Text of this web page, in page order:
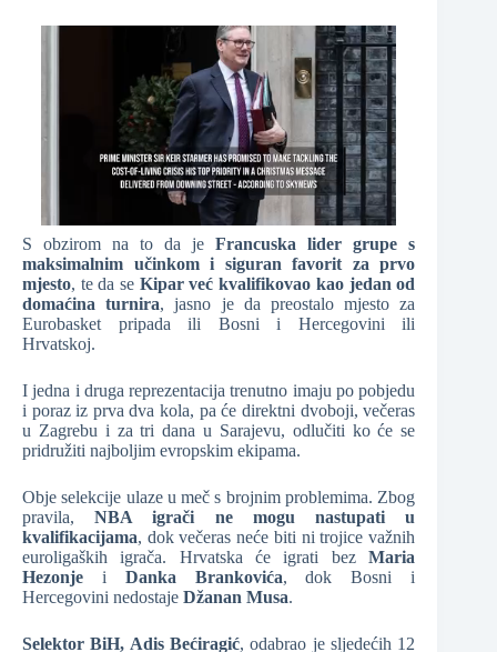
S obzirom na to da jeFrancuska lider grupe s
maksimalnim učinkom i siguran favorit za prvo
mjesto, te da se Kipar već kvalifikovao kao jedan od
domaćina turnira, jasno je da preostalo mjesto za
Eurobasket pripada ili Bosni i Hercegovini ili
Hrvatskoj.
I jedna i druga reprezentacija trenutno imaju po pobjedu
i poraz iz prva dva kola, pa će direktni dvoboji, večeras
u Zagrebu i za tri dana u Sarajevu, odlučiti ko će se
pridružiti najboljim evropskim ekipama.
Obje selekcije ulaze u meč s brojnim problemima. Zbog
pravila,NBA igrači ne mogu nastupati u
kvalifikacijama, dok večeras neće biti ni trojice važnih
euroligaških igrača. Hrvatska će igrati bezMaria
Hezonje i Danka Brankovića, dok Bosni i
Hercegovini nedostaje Džanan Musa.
Selektor BiH, Adis Bećiragić, odabrao je sljedećih 12